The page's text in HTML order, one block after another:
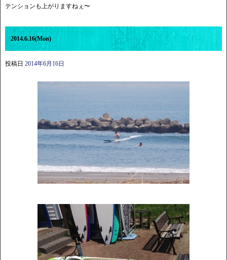
テンションも上がりますねぇ〜
2014.6.16(Mon)
投稿日 2014年6月16日